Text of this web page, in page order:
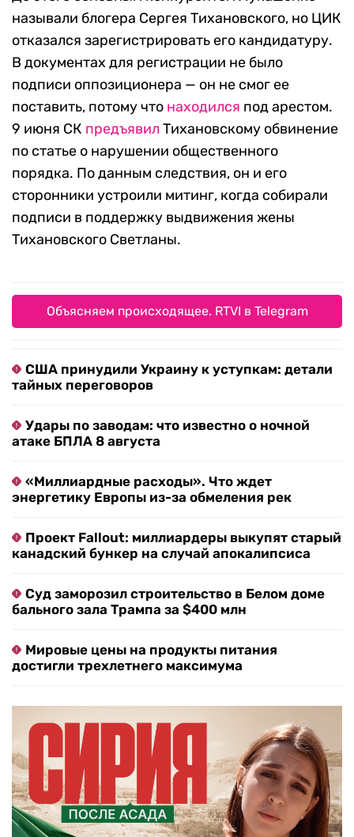
называли блогера Сергея Тихановского, но ЦИК
отказался зарегистрировать его кандидатуру.
В документах для регистрации не было
подписи оппозиционера — он не смог ее
поставить, потому что находился под арестом.
9 июня СК предъявил Тихановскому обвинение
по статье о нарушении общественного
порядка. По данным следствия, он и его
сторонники устроили митинг, когда собирали
подписи в поддержку выдвижения жены
Тихановского Светланы.
Объясняем происходящее. RTVI в Telegram
США принудили Украину к уступкам: детали
тайных переговоров
Удары по заводам: что известно о ночной
атаке БПЛА 8 августа
«Миллиардные расходы». Что ждет
энергетику Европы из-за обмеления рек
Проект Fallout: миллиардеры выкупят старый
канадский бункер на случай апокалипсиса
Суд заморозил строительство в Белом доме
бального зала Трампа за $400 млн
Мировые цены на продукты питания
достигли трехлетнего максимума